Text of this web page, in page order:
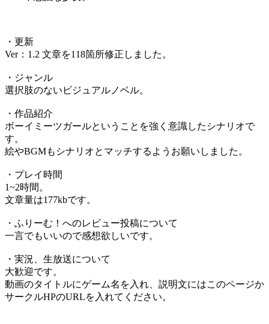
・更新
Ver：1.2 文章を118箇所修正しました。
・ジャンル
選択肢のないビジュアルノベル。
・作品紹介
ボーイミーツガールということを強く意識したシナリオで
す。
絵やBGMもシナリオとマッチするようお願いしました。
・プレイ時間
1~2時間。
文章量は177kbです。
・ふりーむ！へのレビュー投稿について
一言でもいいので感想欲しいです。
・実況、生放送について
大歓迎です。
動画のタイトルにゲーム名を入れ、説明文にはこのページか
サークルHPのURLを入れてください。